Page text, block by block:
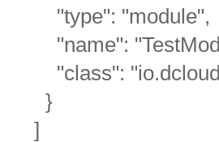
"type": "module",
"name":
"class":
}
]